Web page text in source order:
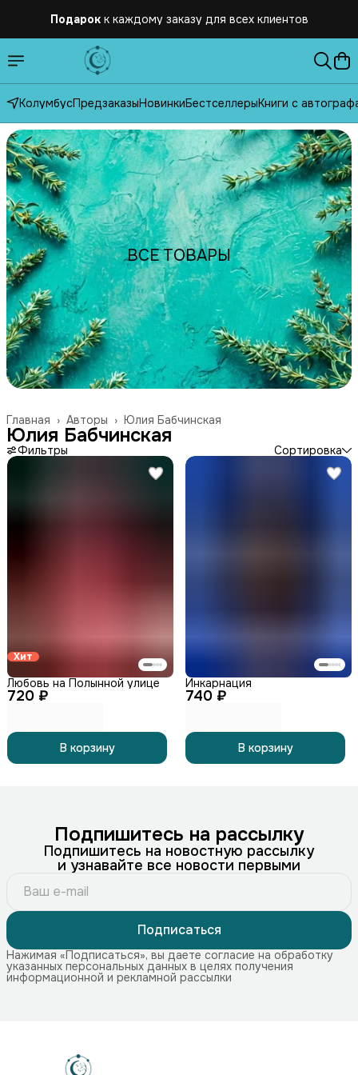
Подарок к каждому заказу для всех клиентов
Бесплатная доставка по России от 2500 рублей
КолумбусПредзаказыНовинкиБестселлерыКниги с
ВСЕ ТОВАРЫ
Юлия Бабчинская
Авторы ›
Главная ›
Юлия Бабчинская
Фильтры Сортировка
Хит
720 ₽
Любовь на Полынной улице
В корзину
740 ₽
Инкарнация
В корзину
Подпишитесь на рассылку
Подпишитесь на новостную рассылку
и узнавайте все новости первыми
Подписаться
Нажимая «Подписаться», вы даете согласие на обработку
указанных персональных данных в целях получения
информационной и рекламной рассылки